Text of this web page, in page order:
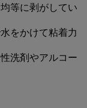
等に剥がしてい
をかけて粘着力
洗剤やアルコー